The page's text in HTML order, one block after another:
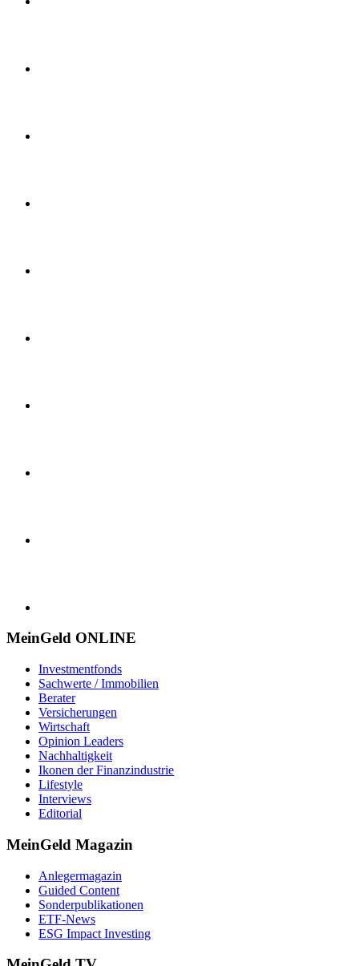
MeinGeld ONLINE
Investmentfonds
Sachwerte / Immobilien
Berater
Versicherungen
Wirtschaft
Opinion Leaders
Nachhaltigkeit
Ikonen der Finanzindustrie
Lifestyle
Interviews
Editorial
MeinGeld Magazin
Anlegermagazin
Guided Content
Sonderpublikationen
ETF-News
ESG Impact Investing